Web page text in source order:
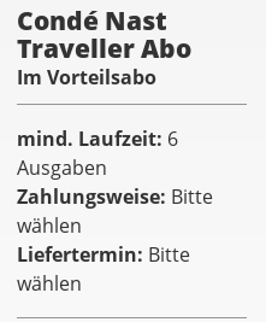
Condé Nast
Traveller Abo
Im Vorteilsabo
mind. Laufzeit 6
Ausgaben
Zahlungsweise Bitte
wählen
Liefertermin Bitte
wählen